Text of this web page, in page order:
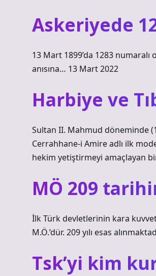
Askeriyede
13 Mart 1899’da 1283
anısına… 13 Mart 2022
Harbiye ve
Sultan II. Mahmud döneminde
Cerrahhane-i Amire adlı ilk
hekim yetiştirmeyi amaçlayan
MÖ 209
İlk Türk devletlerinin kara
M.Ö.’dür. 209 yılı esas
Tsk’yi kim